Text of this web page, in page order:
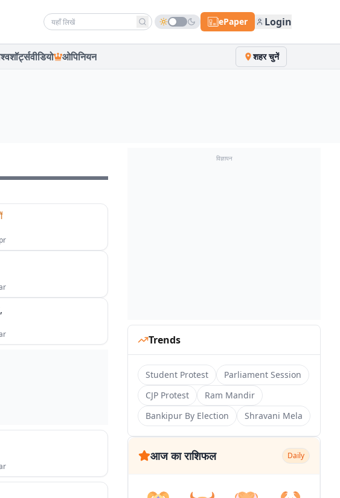
Search news ePaper Login
शॉर्ट्सवीडियो ओपिनियन शहर चुनें
विज्ञापन
Trends
Student Protest
Parliament Session
CJP Protest
Ram Mandir
Bankipur By Election
Shravani Mela
आज का राशिफल Daily